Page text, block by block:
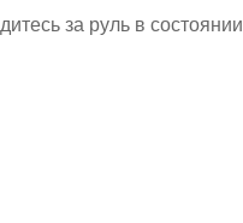
за руль в состоянии